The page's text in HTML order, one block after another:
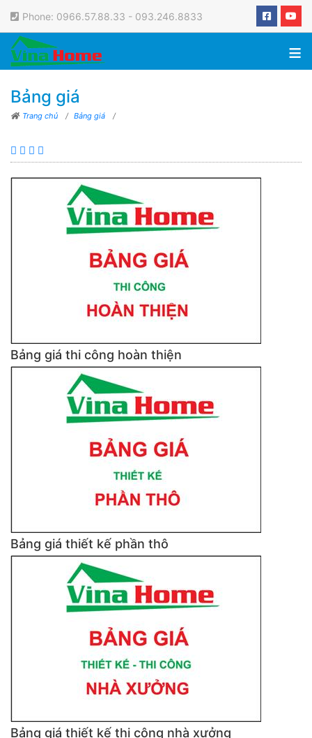
Phone: 0966.57.88.33 - 093.246.8833
≡
Bảng giá
Trang chủ / Bảng giá /
Bảng giá thi công hoàn thiện
Bảng giá thiết kế phần thô
Bảng giá thiết kế thi công nhà xưởng